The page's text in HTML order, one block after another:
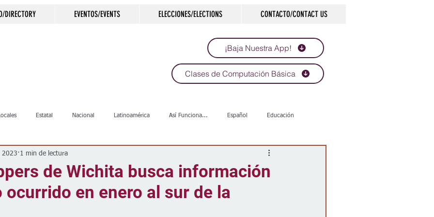
DIRECTORY EVENTOS/EVENTS ELECCIONES/ELECTIONS CONTACTO/CONTACT US
¡Baja Nuestra App!
Clases de Computación Básica
Estatal Nacional Latinoamérica Así Funciona... Español Educación
Salud Arte & Cultura
Escuelas Calles Desamparados Carreteras Comunidad
de Wichita busca información
ocurrido en enero al sur de la
2023 1 min de lectura